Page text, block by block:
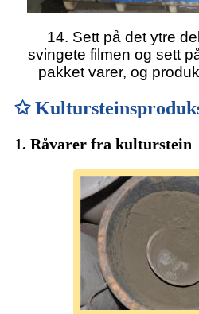
14. Sett på det ytre
svingete filmen og sett
pakket varer, og
✩
1. Råvarer fra kulturstein